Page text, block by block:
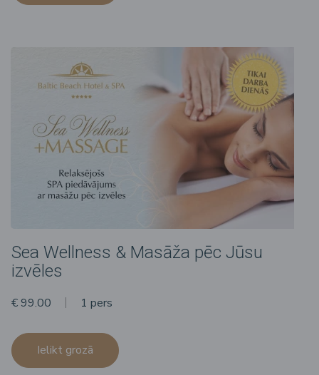
Sea Wellness & Masāža pēc Jūsu
izvēles
€ 99.00 1 pers
Ielikt grozā